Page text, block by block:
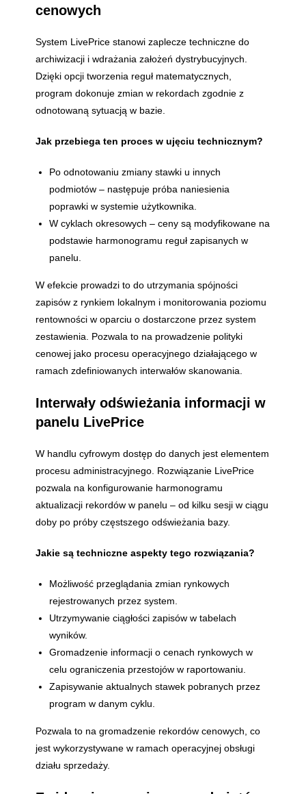
cenowych
System LivePrice stanowi zaplecze techniczne do
archiwizacji i wdrażania założeń dystrybucyjnych.
Dzięki opcji tworzenia reguł matematycznych,
program dokonuje zmian w rekordach zgodnie z
odnotowaną sytuacją w bazie.
Jak przebiega ten proces w ujęciu technicznym?
Po odnotowaniu zmiany stawki u innych
podmiotów – następuje próba naniesienia
poprawki w systemie użytkownika.
W cyklach okresowych – ceny są modyfikowane na
podstawie harmonogramu reguł zapisanych w
panelu.
W efekcie prowadzi to do utrzymania spójności
zapisów z rynkiem lokalnym i monitorowania poziomu
rentowności w oparciu o dostarczone przez system
zestawienia. Pozwala to na prowadzenie polityki
cenowej jako procesu operacyjnego działającego w
ramach zdefiniowanych interwałów skanowania.
Interwały odświeżania informacji w
panelu LivePrice
W handlu cyfrowym dostęp do danych jest elementem
procesu administracyjnego. Rozwiązanie LivePrice
pozwala na konfigurowanie harmonogramu
aktualizacji rekordów w panelu – od kilku sesji w ciągu
doby po próby częstszego odświeżania bazy.
Jakie są techniczne aspekty tego rozwiązania?
Możliwość przeglądania zmian rynkowych
rejestrowanych przez system.
Utrzymywanie ciągłości zapisów w tabelach
wyników.
Gromadzenie informacji o cenach rynkowych w
celu ograniczenia przestojów w raportowaniu.
Zapisywanie aktualnych stawek pobranych przez
program w danym cyklu.
Pozwala to na gromadzenie rekordów cenowych, co
jest wykorzystywane w ramach operacyjnej obsługi
działu sprzedaży.